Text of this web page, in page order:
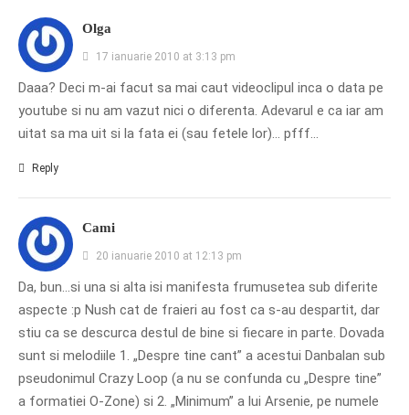
Olga
17 ianuarie 2010 at 3:13 pm
Daaa? Deci m-ai facut sa mai caut videoclipul inca o data pe
youtube si nu am vazut nici o diferenta. Adevarul e ca iar am
uitat sa ma uit si la fata ei (sau fetele lor)… pfff…
Reply
Cami
20 ianuarie 2010 at 12:13 pm
Da, bun…si una si alta isi manifesta frumusetea sub diferite
aspecte :p Nush cat de fraieri au fost ca s-au despartit, dar
stiu ca se descurca destul de bine si fiecare in parte. Dovada
sunt si melodiile 1. „Despre tine cant” a acestui Danbalan sub
pseudonimul Crazy Loop (a nu se confunda cu „Despre tine”
a formatiei O-Zone) si 2. „Minimum” a lui Arsenie, pe numele